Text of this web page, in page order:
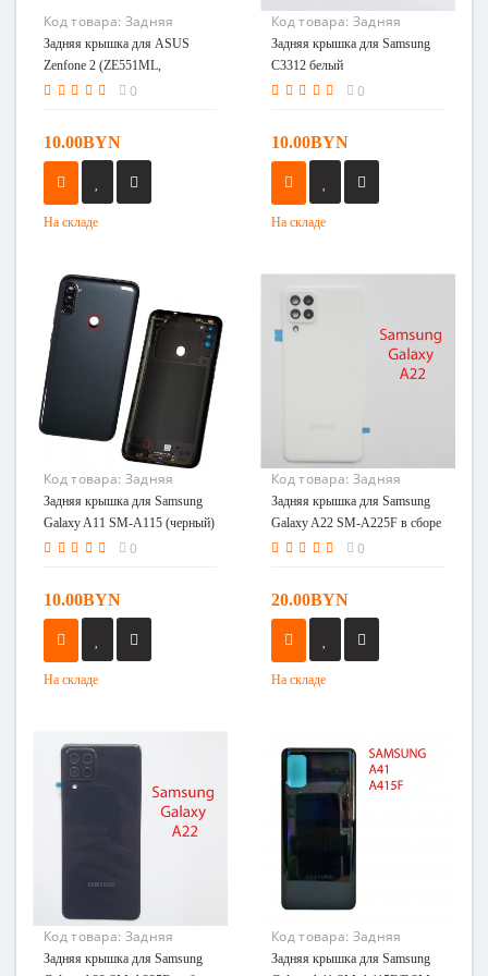
Код товара: Задняя
крышка для ASUS
Zenfone 2 (ZE551ML,
ZE550ML) черный
Задняя крышка для ASUS
Zenfone 2 (ZE551ML,
ZE550ML) черный
0
10.00BYN
На складе
Код товара: Задняя
крышка для Samsung
C3312 белый
Задняя крышка для Samsung
C3312 белый
0
10.00BYN
На складе
Код товара: Задняя
крышка для Samsung
Galaxy A11 SM-A115
(черный)
Задняя крышка для Samsung
Galaxy A11 SM-A115 (черный)
0
10.00BYN
На складе
Код товара: Задняя
крышка для Samsung
Galaxy A22 SM-A225F в
сборе (белый)
Задняя крышка для Samsung
Galaxy A22 SM-A225F в сборе
(белый)
0
20.00BYN
На складе
Код товара: Задняя
крышка для Samsung
Задняя крышка для Samsung
Код товара: Задняя
крышка для Samsung
Задняя крышка для Samsung